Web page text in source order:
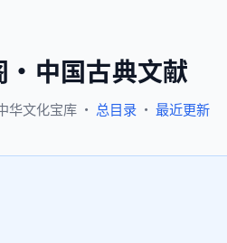
· 中国古典文献
华文化宝库 · 总目录 · 最近更新